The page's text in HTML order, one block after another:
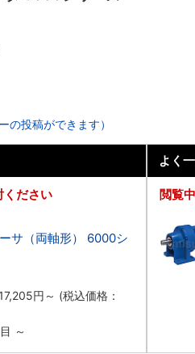
の投稿ができます）
ください
サ（両軸形） 6000シ
17,205円 ～ (税込価格：
～
よく
閲覧